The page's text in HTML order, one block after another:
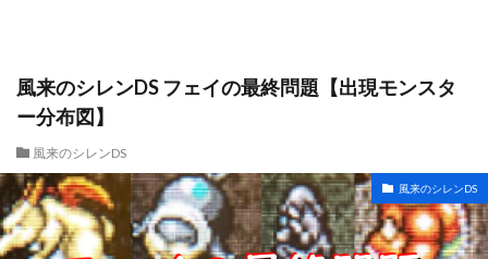
風来のシレンDS フェイの最終問題【出現モンスタ
ー分布図】
風来のシレンDS
風来のシレンDS